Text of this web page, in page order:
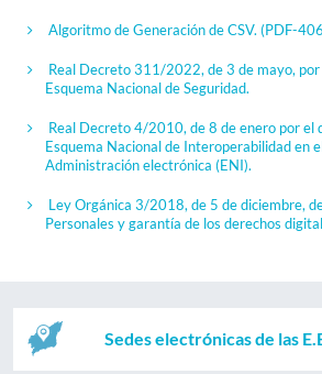
Algoritmo de Generación de CSV. (PDF-
Real Decreto 311/2022, de 3 de mayo, por
Esquema Nacional de Seguridad.
Real Decreto 4/2010, de 8 de enero por el
Esquema Nacional de Interoperabilidad en
Administración electrónica (ENI).
Ley Orgánica 3/2018, de 5 de diciembre,
Personales y garantía de los derechos
Sedes electrónicas de las